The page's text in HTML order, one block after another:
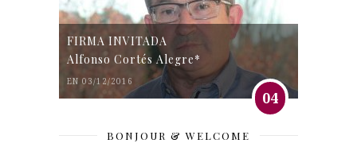
FIRMA INVITADA
Alfonso Cortés Alegre*
EN 03/12/2016
04
BONJOUR & WELCOME